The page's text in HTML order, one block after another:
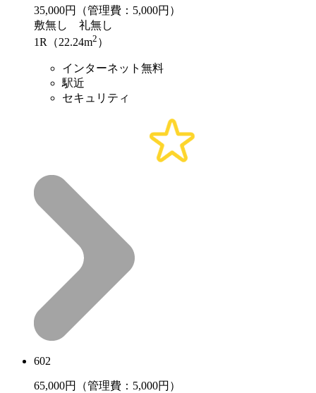
35,000円（管理費：5,000円）
敷無し 礼無し
1R（22.24m2 ）
インターネット無料
駅近
セキュリティ
602
65,000円（管理費：5,000円）